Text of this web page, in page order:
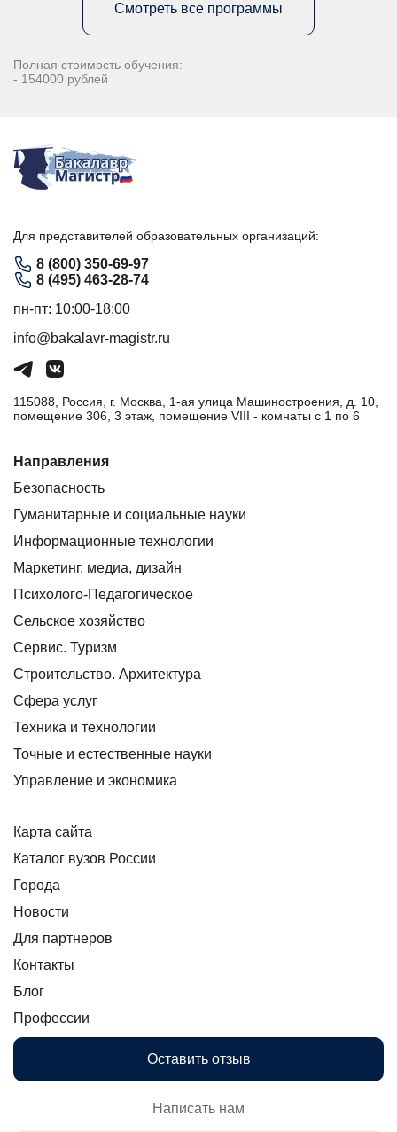
Смотреть все программы
Полная стоимость обучения:
- 154000 рублей
Для представителей образовательных организаций:
8 (800) 350-69-97
8 (495) 463-28-74
пн-пт: 10:00-18:00
info@bakalavr-magistr.ru
115088, Россия, г. Москва, 1-ая улица Машиностроения, д. 10,
помещение 306, 3 этаж, помещение VIII - комнаты с 1 по 6
Направления
Безопасность
Гуманитарные и социальные науки
Информационные технологии
Маркетинг, медиа, дизайн
Психолого-Педагогическое
Сельское хозяйство
Сервис. Туризм
Строительство. Архитектура
Сфера услуг
Техника и технологии
Точные и естественные науки
Управление и экономика
Карта сайта
Каталог вузов России
Города
Новости
Для партнеров
Контакты
Блог
Профессии
Оставить отзыв
Написать нам